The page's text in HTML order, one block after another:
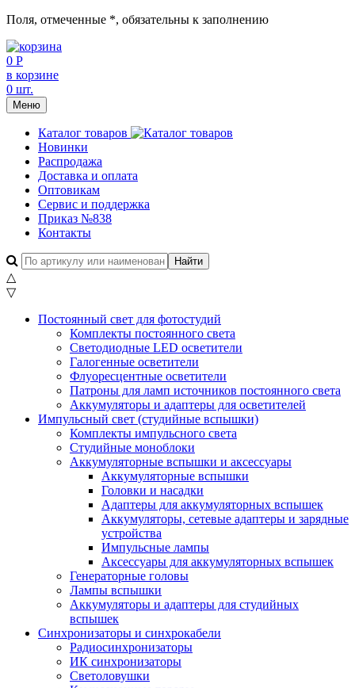
Поля, отмеченные *, обязательны к заполнению
0 Р
в корзине
0 шт.
Меню
Каталог товаров
Новинки
Распродажа
Доставка и оплата
Оптовикам
Сервис и поддержка
Приказ №838
Контакты
△
▽
Постоянный свет для фотостудий
Комплекты постоянного света
Светодиодные LED осветители
Галогенные осветители
Флуоресцентные осветители
Патроны для ламп источников постоянного света
Аккумуляторы и адаптеры для осветителей
Импульсный свет (студийные вспышки)
Комплекты импульсного света
Студийные моноблоки
Аккумуляторные вспышки и аксессуары
Аккумуляторные вспышки
Головки и насадки
Адаптеры для аккумуляторных вспышек
Аккумуляторы, сетевые адаптеры и зарядные
устройства
Импульсные лампы
Аксессуары для аккумуляторных вспышек
Генераторные головы
Лампы вспышки
Аккумуляторы и адаптеры для студийных
вспышек
Синхронизаторы и синхрокабели
Радиосинхронизаторы
ИК синхронизаторы
Светоловушки